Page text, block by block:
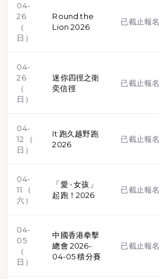
04-
26
（
日）
Round the
Lion 2026
已截止報名
04-
26
（
日）
迷你四徑之衛
奕信徑
已截止報名
04-
12 （
日）
It 跑久越野跑
2026
已截止報名
04-
11 （
六）
「愛 ‧ 女孩」
起跑！2026
已截止報名
04-
05
（
日）
中國香港拳擊
總會 2026-
04-05 積分賽
已截止報名